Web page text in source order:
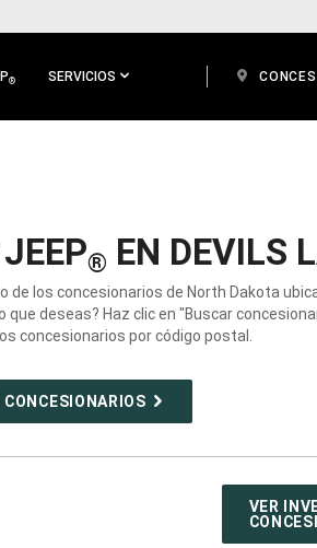
® SERVICIOS
® EN DEVILS
de los concesionarios de North Dakota
que deseas? Haz clic en "Buscar
concesionarios por código postal.
CONCESIONARIOS
VER